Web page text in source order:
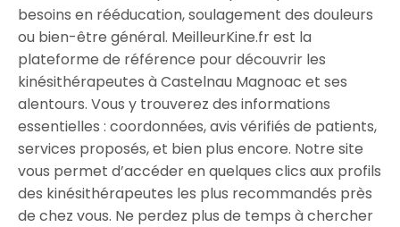
besoins en rééducation, soulagement des douleurs
ou bien-être général. MeilleurKine.fr est la
plateforme de référence pour découvrir les
kinésithérapeutes à Castelnau Magnoac et ses
alentours. Vous y trouverez des informations
essentielles : coordonnées, avis vérifiés de patients,
services proposés, et bien plus encore. Notre site
vous permet d’accéder en quelques clics aux profils
des kinésithérapeutes les plus recommandés près
de chez vous. Ne perdez plus de temps à chercher